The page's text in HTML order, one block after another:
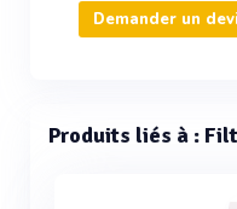
Demander un
Produits liés à :